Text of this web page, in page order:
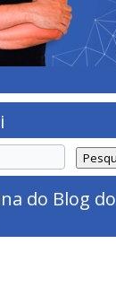
do Blog do